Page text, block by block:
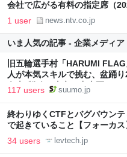
会社で広がる有料の指定席（
NNN
1 user news.ntv.co.jp
いま人気の記事 - 企業メディア
旧五輪選手村「HARUMI
人が本気スキルで挑む、盆踊
向上”戦略 東京・中央区
117 users suumo.jp
終わりゆくCTFとバグバウン
で起きていること【フォーカ
34 users levtech.jp